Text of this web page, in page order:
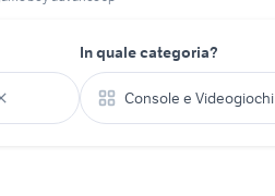
In quale categoria?
Console e Videogiochi